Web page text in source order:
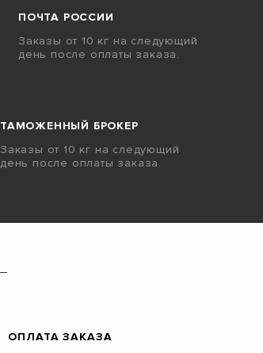
ПОЧТА РОССИИ
Заказы от 10 кг на следующий
день после оплаты заказа.
ТАМОЖЕННЫЙ БРОКЕР
Заказы от 10 кг на следующий
день после оплаты заказа.
ОПЛАТА ЗАКАЗА